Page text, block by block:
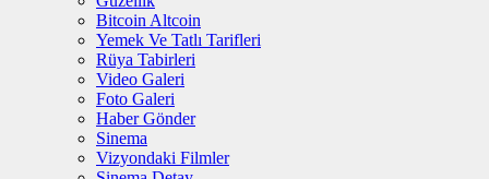
Bitcoin Altcoin
Yemek Ve Tatlı Tarifleri
Rüya Tabirleri
Video Galeri
Foto Galeri
Haber Gönder
Sinema
Vizyondaki Filmler